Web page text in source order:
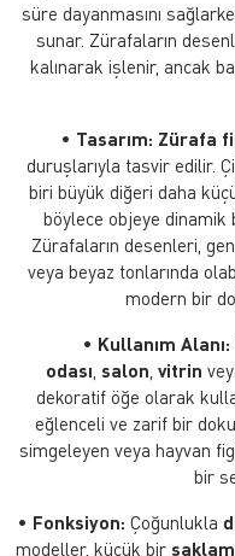
süre dayanmasını
sunar. Zürafaların
kalınarak işlenir, ancak
• Tasarım: Zürafa
duruşlarıyla tasvir edilir.
biri büyük diğeri daha
böylece objeye dinamik
Zürafaların desenleri,
veya beyaz tonlarında
modern bir
• Kullanım Alanı:
odası salon vitrin
dekoratif öğe olarak
eğlenceli ve zarif bir
simgeleyen veya hayvan
bir
• Fonksiyon: Çoğunlukla
modeller, küçük bir